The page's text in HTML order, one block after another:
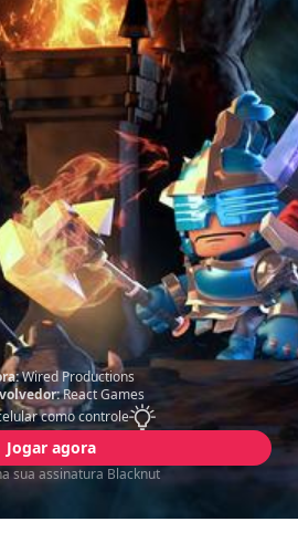
Wired Productions
React Games
como controle
Jogar agora
sua assinatura Blacknut